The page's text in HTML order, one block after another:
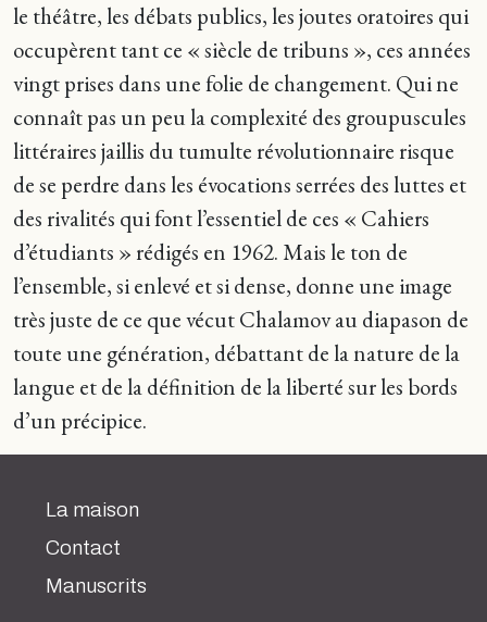
le théâtre, les débats publics, les joutes oratoires qui
occupèrent tant ce « siècle de tribuns », ces années
vingt prises dans une folie de changement. Qui ne
connaît pas un peu la complexité des groupuscules
littéraires jaillis du tumulte révolutionnaire risque
de se perdre dans les évocations serrées des luttes et
des rivalités qui font l’essentiel de ces « Cahiers
d’étudiants » rédigés en 1962. Mais le ton de
l’ensemble, si enlevé et si dense, donne une image
très juste de ce que vécut Chalamov au diapason de
toute une génération, débattant de la nature de la
langue et de la définition de la liberté sur les bords
d’un précipice.
La maison
Contact
Manuscrits